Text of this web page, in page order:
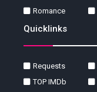
Romance
Quicklinks
Requests
TOP IMDb